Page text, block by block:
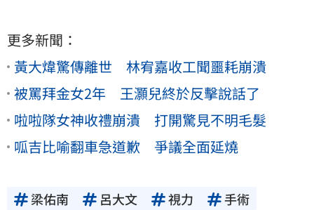
更多新聞：
黃大煒驚傳離世 林宥嘉收工聞噩耗崩潰
被罵拜金女2年 王灝兒終於反擊說話了
啦啦隊女神收禮崩潰 打開驚見不明毛髮
呱吉比喻翻車急道歉 爭議全面延燒
梁佑南 呂大文 視力
手術